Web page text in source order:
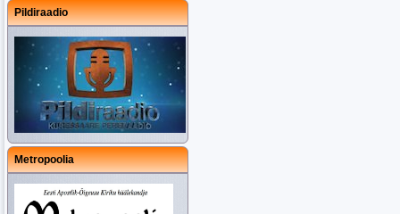
Pildiraadio
Metropoolia